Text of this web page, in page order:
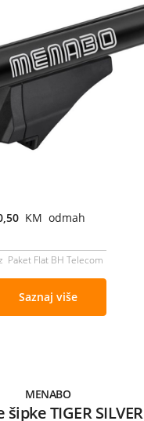
KM odmah
Paket Flat BH Telecom
Saznaj više
MENABO
TIGER SILVER